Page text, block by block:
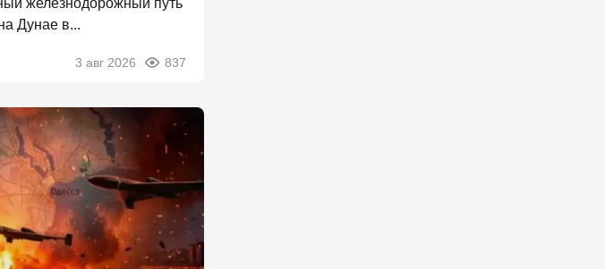
железнодорожный путь
Дунае в...
3 авг 2026 837